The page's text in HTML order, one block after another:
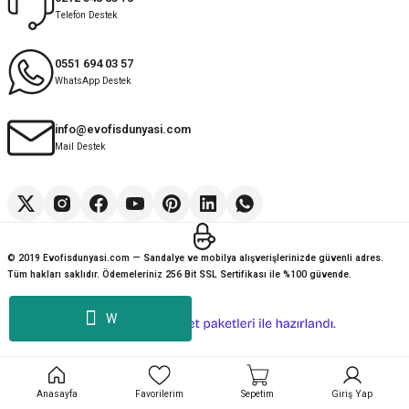
W
Deneyimini Paylaş
Telefon Destek
0551 694 03 57
WhatsApp Destek
info@evofisdunyasi.com
Mail Destek
© 2019 Evofisdunyasi.com — Sandalye ve mobilya alışverişlerinizde güvenli adres.
Tüm hakları saklıdır. Ödemeleriniz 256 Bit SSL Sertifikası ile %100 güvende.
Anasayfa Favorilerim Sepetim Giriş Yap
e-